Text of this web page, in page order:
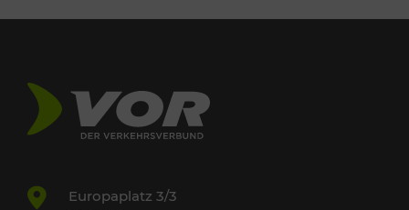
Europaplatz 3/3